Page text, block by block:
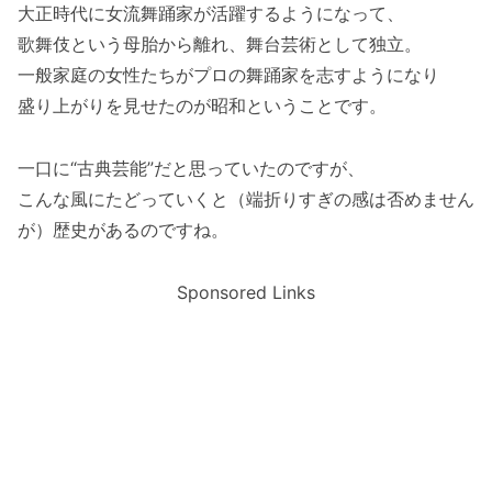
大正時代に女流舞踊家が活躍するようになって、
歌舞伎という母胎から離れ、舞台芸術として独立。
一般家庭の女性たちがプロの舞踊家を志すようになり
盛り上がりを見せたのが昭和ということです。
一口に“古典芸能”だと思っていたのですが、
こんな風にたどっていくと（端折りすぎの感は否めません
が）歴史があるのですね。
Sponsored Links